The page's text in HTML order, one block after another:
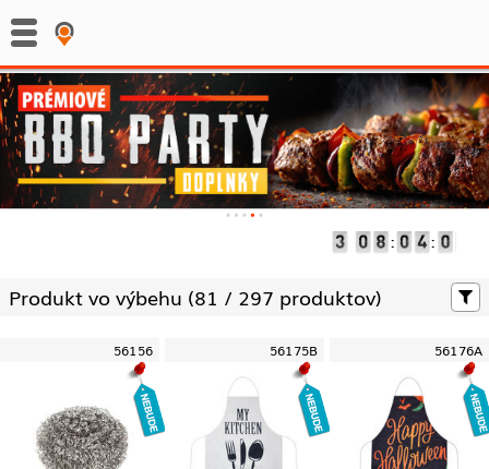
: :
Produkt vo výbehu (81 / 297 produktov)
56156 56175B 56176A